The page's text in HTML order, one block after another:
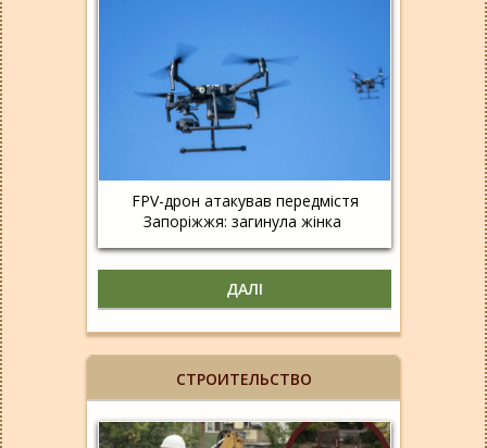
FPV-дрон атакував передмістя
Запоріжжя: загинула жінка
ДАЛІ
СТРОИТЕЛЬСТВО